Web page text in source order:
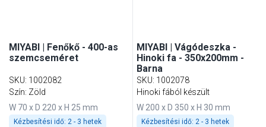
MIYABI | Fenőkő - 400-as
szemcseméret
SKU: 1002082
Szín: Zöld
W 70 x D 220 x H 25 mm
Kézbesítési idő: 2 - 3 hetek
MIYABI | Vágódeszka -
Hinoki fa - 350x200mm -
Barna
SKU: 1002078
Hinoki fából készült
W 200 x D 350 x H 30 mm
Kézbesítési idő: 2 - 3 hetek